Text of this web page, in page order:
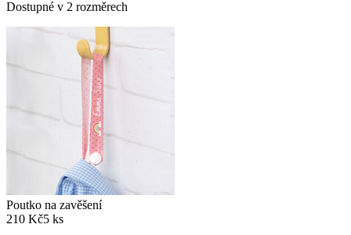
Dostupné v 2 rozměrech
Poutko na zavěšení
210 Kč5 ks